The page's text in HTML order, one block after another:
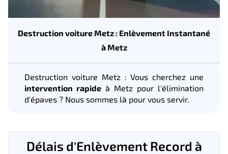
Destruction voiture Metz : Enlèvement Instantané
à Metz
Destruction voiture Metz : Vous cherchez une
intervention rapide à Metz pour l'élimination
d'épaves ? Nous sommes là pour vous servir.
Délais d'Enlèvement Record à